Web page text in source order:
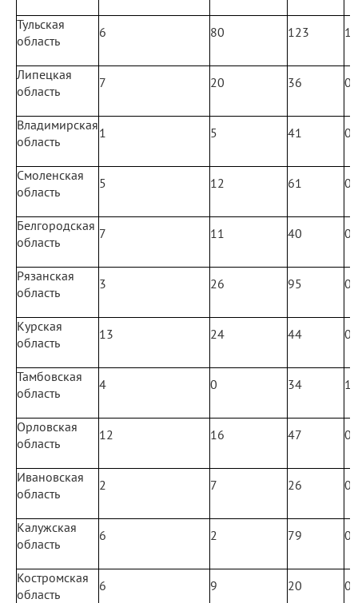
Тульская
область
6 80 123 1
Липецкая
область
7 20 36 0
Владимирская
область
1 5 41 0
Смоленская
область
5 12 61 0
Белгородская
область
7 11 40 0
Рязанская
область
3 26 95 0
Курская
область
13 24 44 0
Тамбовская
область
4 0 34 1
Орловская
область
12 16 47 0
Ивановская
область
2 7 26 0
Калужская
область
6 2 79 0
Костромская
область
6 9 20 0